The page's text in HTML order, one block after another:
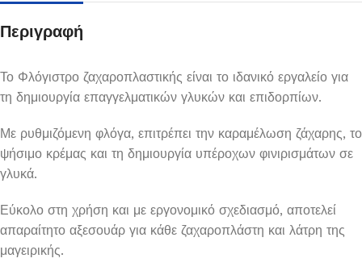
Περιγραφή
Το Φλόγιστρο ζαχαροπλαστικής είναι το ιδανικό εργαλείο για
τη δημιουργία επαγγελματικών γλυκών και επιδορπίων.
Με ρυθμιζόμενη φλόγα, επιτρέπει την καραμέλωση ζάχαρης, το
ψήσιμο κρέμας και τη δημιουργία υπέροχων φινιρισμάτων σε
γλυκά.
Εύκολο στη χρήση και με εργονομικό σχεδιασμό, αποτελεί
απαραίτητο αξεσουάρ για κάθε ζαχαροπλάστη και λάτρη της
μαγειρικής.